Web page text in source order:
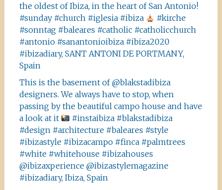
the oldest of Ibiza, in the heart of San Antonio!
#sunday #church #iglesia #ibiza
#kirche
#sonntag #baleares #catholic #catholicchurch
#antonio #sanantonioibiza #ibiza2020
#ibizadiary, SANT ANTONI DE PORTMANY,
Spain
This is the basement of @blakstadibiza
designers. We always have to stop, when
passing by the beautiful campo house and have
a look at it
#instaibiza #blakstadibiza
#design #architecture #baleares #style
#ibizastyle #ibizacampo #finca #palmtrees
#white #whitehouse #ibizahouses
@ibizaxperience @ibizastylemagazine
#ibizadiary, Ibiza, Spain